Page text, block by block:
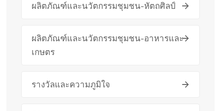
ผลิตภัณฑ์และนวัตกรรมชุมชน-หัตถศิลป์
ผลิตภัณฑ์และนวัตกรรมชุมชน-อาหารและ
เกษตร
รางวัลและความภูมิใจ